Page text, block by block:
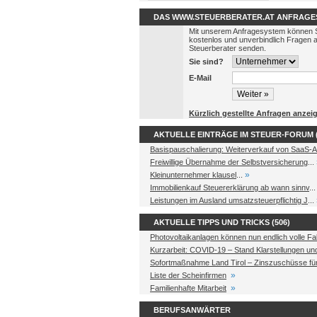
DAS WWW.STEUERBERATER.AT
Mit unserem Anfragesystem können
kostenlos und unverbindlich Fragen
Steuerberater senden.
Sie sind?
E-Mail
Kürzlich gestellte Anfragen
AKTUELLE EINTRÄGE IM STEUER-FORUM
Basispauschalierung: Weiterverkauf von SaaS-A
Freiwillige Übernahme der Selbstversicherung
Kleinunternehmer klausel »
Immobilienkauf Steuererklärung ab wann sinnv...
Leistungen im Ausland umsatzsteuerpflichtig J
AKTUELLE TIPPS UND TRICKS (506)
Photovoltaikanlagen können nun endlich volle
Kurzarbeit: COVID-19 – Stand Klarstellungen
Sofortmaßnahme Land Tirol – Zinszuschüsse
Liste der Scheinfirmen »
Familienhafte Mitarbeit »
BERUFSANWÄRTER